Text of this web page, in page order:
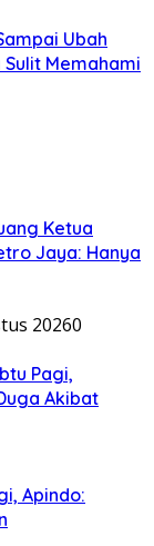
Ubah
Memahami
Ketua
Jaya: Hanya
20260
Pagi,
Akibat
Apindo: